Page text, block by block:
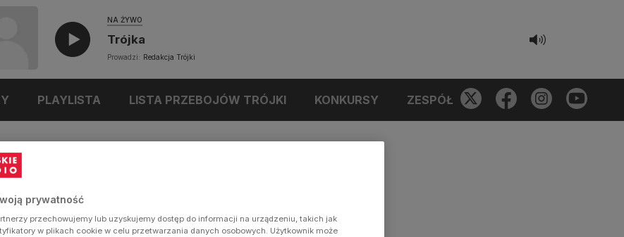
NA ŻYWO
Trójka
Prowadzi: Redakcja Trójki
PLAYLISTA LISTA PRZEBOJÓW TRÓJKI KONKURSY ZESPÓŁ
prywatność
przechowujemy lub uzyskujemy dostęp do informacji na urządzeniu, takich jak
w plikach cookie w celu przetwarzania danych osobowych. Użytkownik może